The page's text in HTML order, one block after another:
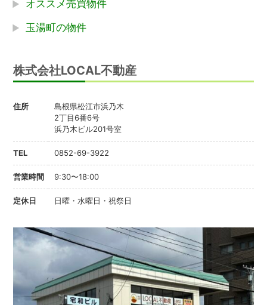
オススメ売買物件
玉湯町の物件
株式会社LOCAL不動産
住所
島根県松江市浜乃木
2丁目6番6号
浜乃木ビル201号室
TEL 0852-69-3922
営業時間 9:30〜18:00
定休日 日曜・水曜日・祝祭日